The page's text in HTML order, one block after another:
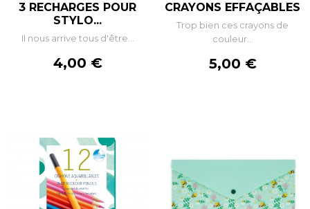
3 RECHARGES POUR
STYLO...
Il nous arrive tous d'être...
Prix
4,00 €
CRAYONS EFFAÇABLES
Trop bien ces crayons de
couleur...
Prix
5,00 €